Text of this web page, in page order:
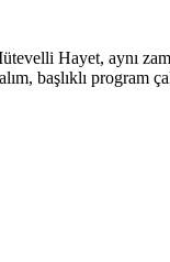
Hayet, aynı
başlıklı program